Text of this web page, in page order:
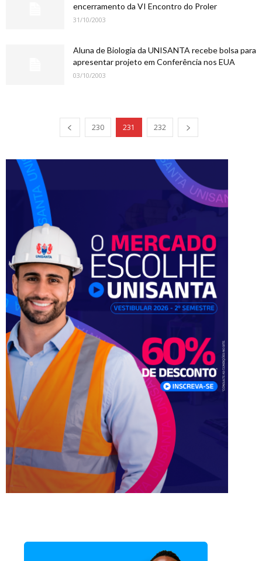
encerramento da VI Encontro do Proler
31/10/2003
Aluna de Biologia da UNISANTA recebe bolsa para
apresentar projeto em Conferência nos EUA
03/10/2003
230 231 232